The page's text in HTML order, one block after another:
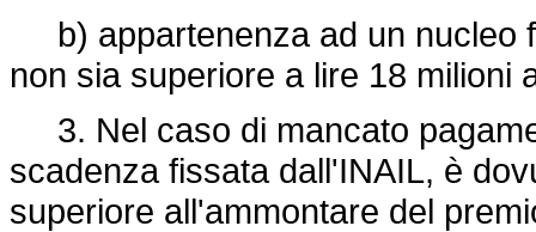
b) appartenenza ad un nucleo
non sia superiore a lire 18 milioni
3. Nel caso di mancato
scadenza fissata dall'INAIL, è
superiore all'ammontare del